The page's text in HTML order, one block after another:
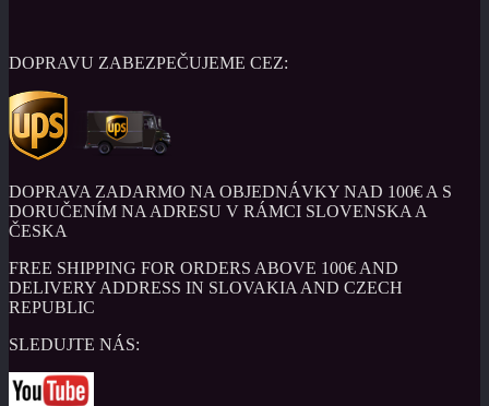
DOPRAVU ZABEZPEČUJEME CEZ:
DOPRAVA ZADARMO NA OBJEDNÁVKY NAD 100€ A S
DORUČENÍM NA ADRESU V RÁMCI SLOVENSKA A
ČESKA
FREE SHIPPING FOR ORDERS ABOVE 100€ AND
DELIVERY ADDRESS IN SLOVAKIA AND CZECH
REPUBLIC
SLEDUJTE NÁS: